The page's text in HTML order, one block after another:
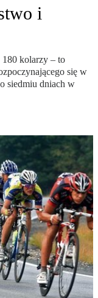
i
180 kolarzy – to
się w
siedmiu dniach w